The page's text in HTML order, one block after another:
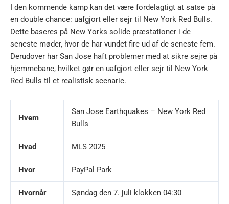
I den kommende kamp kan det være fordelagtigt at satse på
en double chance: uafgjort eller sejr til New York Red Bulls.
Dette baseres på New Yorks solide præstationer i de
seneste møder, hvor de har vundet fire ud af de seneste fem.
Derudover har San Jose haft problemer med at sikre sejre på
hjemmebane, hvilket gør en uafgjort eller sejr til New York
Red Bulls til et realistisk scenarie.
Hvem
San Jose Earthquakes – New York Red
Bulls
Hvad MLS 2025
Hvor PayPal Park
Hvornår Søndag den 7. juli klokken 04:30